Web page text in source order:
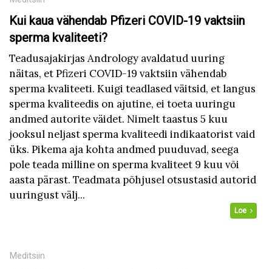
Kui kaua vähendab Pfizeri COVID-19 vaktsiin
sperma kvaliteeti?
Teadusajakirjas Andrology avaldatud uuring
näitas, et Pfizeri COVID-19 vaktsiin vähendab
sperma kvaliteeti. Kuigi teadlased väitsid, et langus
sperma kvaliteedis on ajutine, ei toeta uuringu
andmed autorite väidet. Nimelt taastus 5 kuu
jooksul neljast sperma kvaliteedi indikaatorist vaid
üks. Pikema aja kohta andmed puuduvad, seega
pole teada milline on sperma kvaliteet 9 kuu või
aasta pärast. Teadmata põhjusel otsustasid autorid
uuringust välj...
Loe
Meditsiin